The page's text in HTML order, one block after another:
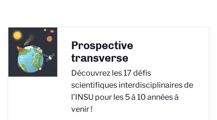
Prospective
transverse
Découvrez les 17 défis
scientifiques interdisciplinaires de
l’INSU pour les 5 à 10 années à
venir !